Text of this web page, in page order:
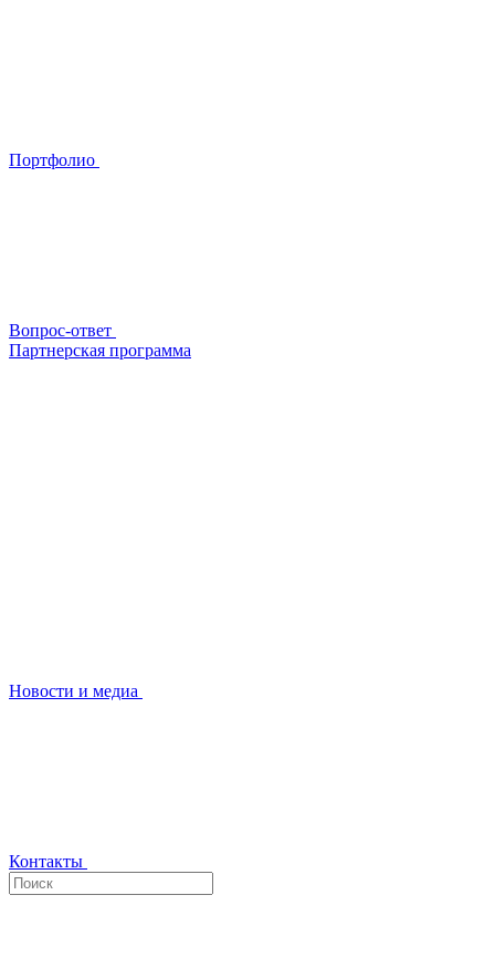
Портфолио
Вопрос-ответ
Партнерская программа
Новости и медиа
Контакты